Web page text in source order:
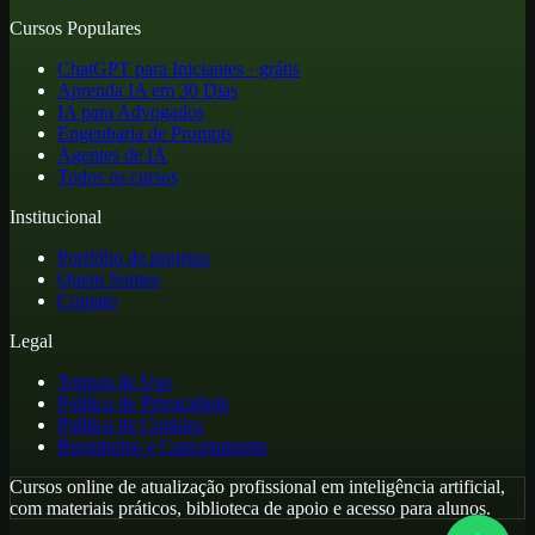
Cursos Populares
ChatGPT para Iniciantes · grátis
Aprenda IA em 30 Dias
IA para Advogados
Engenharia de Prompts
Agentes de IA
Todos os cursos
Institucional
Portfólio de projetos
Quem Somos
Contato
Legal
Termos de Uso
Política de Privacidade
Política de Cookies
Reembolso e Cancelamento
Cursos online de atualização profissional em inteligência artificial,
com materiais práticos, biblioteca de apoio e acesso para alunos.